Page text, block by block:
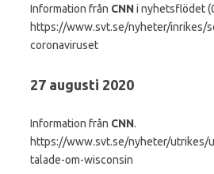
Information från CNNi nyhetsflödet
https://www.svt.se/nyheter/inrikes/
coronaviruset
27 augusti 2020
Information från CNN.
https://www.svt.se/nyheter/utrikes/
talade-om-wisconsin